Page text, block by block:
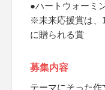
●ハートウォーミ
※未来応援賞は、
に贈られる賞
募集内容
テーマにそった作